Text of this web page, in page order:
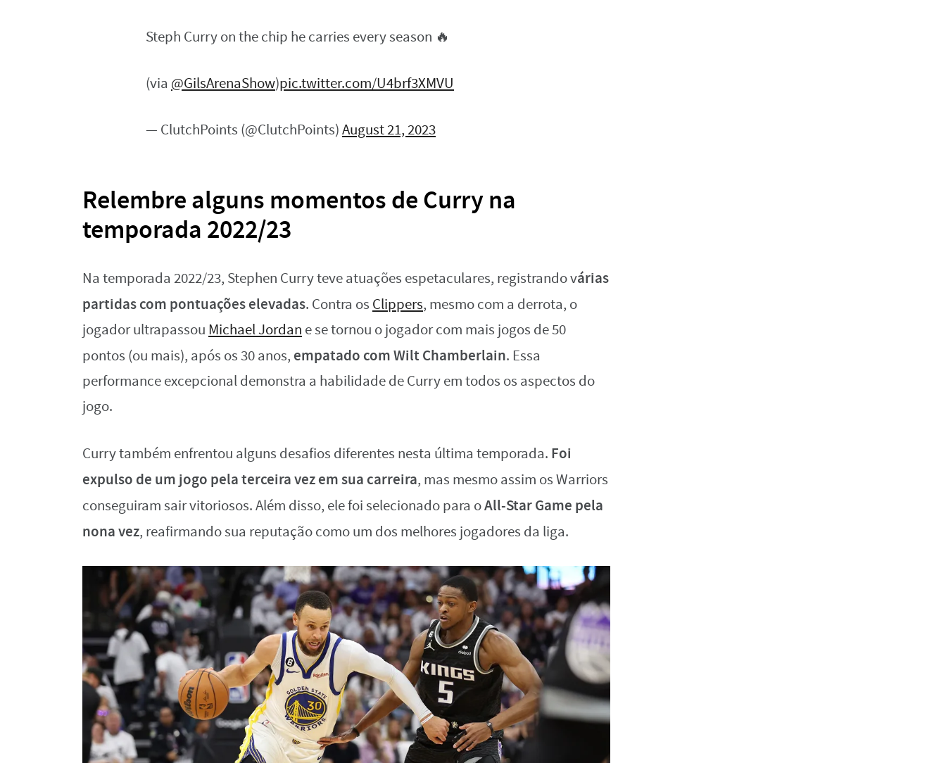
Steph Curry on the chip he carries every season 🔥
(via @GilsArenaShow)pic.twitter.com/U4brf3XMVU
— ClutchPoints (@ClutchPoints)August 21, 2023
Relembre alguns momentos de Curry na
temporada 2022/23
Na temporada 2022/23, Stephen Curry teve atuações espetaculares, registrando várias
partidas com pontuações elevadas. Contra os Clippers, mesmo com a derrota, o
jogador ultrapassou Michael Jordan e se tornou o jogador com mais jogos de 50
pontos (ou mais), após os 30 anos, empatado com Wilt Chamberlain. Essa
performance excepcional demonstra a habilidade de Curry em todos os aspectos do
jogo.
Curry também enfrentou alguns desafios diferentes nesta última temporada. Foi
expulso de um jogo pela terceira vez em sua carreira, mas mesmo assim os Warriors
conseguiram sair vitoriosos. Além disso, ele foi selecionado para oAll-Star Game pela
nona vez, reafirmando sua reputação como um dos melhores jogadores da liga.